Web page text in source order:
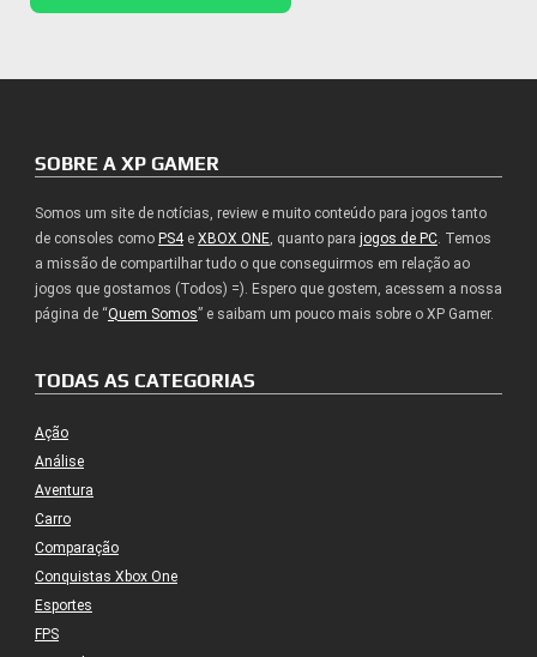
SOBRE A XP GAMER
Somos um site de notícias, review e muito conteúdo para jogos tanto
de consoles como PS4e XBOX ONE, quanto para jogos de PC. Temos
a missão de compartilhar tudo o que conseguirmos em relação ao
jogos que gostamos (Todos) =). Espero que gostem, acessem a nossa
página de “Quem Somos” e saibam um pouco mais sobre o XP Gamer.
TODAS AS CATEGORIAS
Ação
Análise
Aventura
Carro
Comparação
Conquistas Xbox One
Esportes
FPS